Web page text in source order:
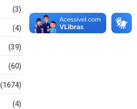
(3)
(4)
(39)
(60)
(1674)
(4)